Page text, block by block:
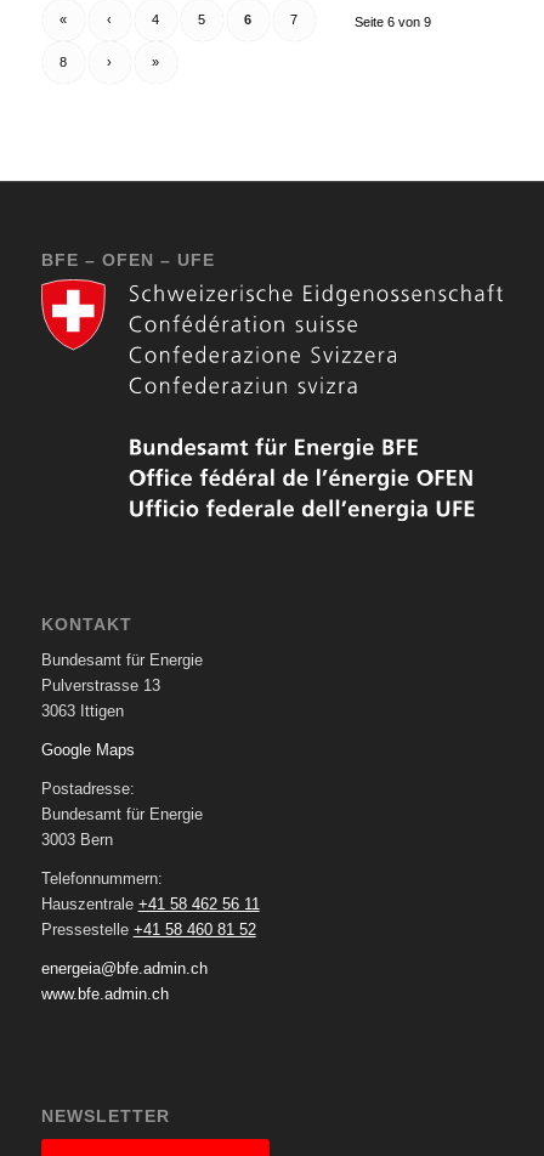
Seite 6 von 9
« ‹ 4 5 6 7
8 › »
BFE – OFEN – UFE
KONTAKT
Bundesamt für Energie
Pulverstrasse 13
3063 Ittigen
Google Maps
Postadresse:
Bundesamt für Energie
3003 Bern
Telefonnummern:
Hauszentrale +41 58 462 56 11
Pressestelle +41 58 460 81 52
energeia@bfe.admin.ch
www.bfe.admin.ch
NEWSLETTER